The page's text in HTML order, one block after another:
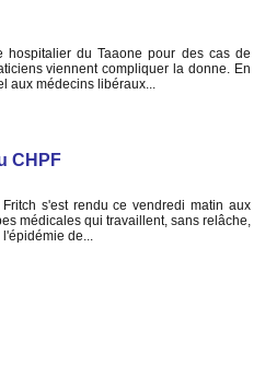
hospitalier du Taaone pour des cas de
viennent compliquer la donne. En
aux médecins libéraux...
CHPF
s'est rendu ce vendredi matin aux
médicales qui travaillent, sans relâche,
de...